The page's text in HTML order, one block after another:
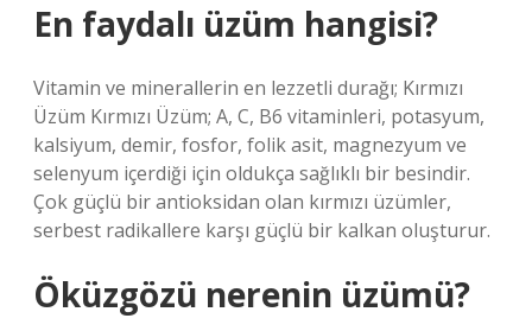
En faydalı üzüm hangisi?
Vitamin ve minerallerin en lezzetli durağı; Kırmızı
Üzüm Kırmızı Üzüm; A, C, B6 vitaminleri, potasyum,
kalsiyum, demir, fosfor, folik asit, magnezyum ve
selenyum içerdiği için oldukça sağlıklı bir besindir.
Çok güçlü bir antioksidan olan kırmızı üzümler,
serbest radikallere karşı güçlü bir kalkan oluşturur.
Öküzgözü nerenin üzümü?